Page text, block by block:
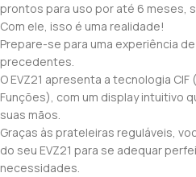
prontos para uso por até 6 meses,
Com ele, isso é uma realidade!
Prepare-se para uma experiência
precedentes.
O EVZ21 apresenta a tecnologia
Funções), com um display intuitivo
suas mãos.
Graças às prateleiras reguláveis,
do seu EVZ21 para se adequar
necessidades.